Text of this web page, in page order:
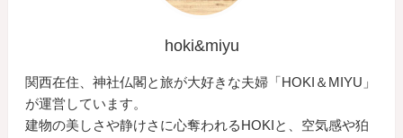
hoki&miyu
関西在住、神社仏閣と旅が大好きな夫婦「HOKI＆MIYU」
が運営しています。
建物の美しさや静けさに心奪われるHOKIと、空気感や狛